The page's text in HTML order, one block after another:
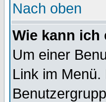
Nach oben
Wie kann ich
Um einer
Link im